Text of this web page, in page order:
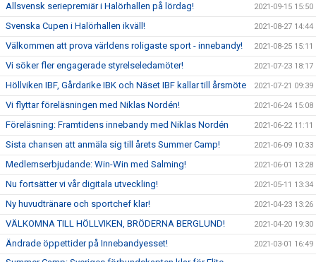
Allsvensk seriepremiär i Halörhallen på lördag! 2021-09-15 15:50
Svenska Cupen i Halörhallen ikväll! 2021-08-27 14:44
Välkommen att prova världens roligaste sport - innebandy! 2021-08-25 15:11
Vi söker fler engagerade styrelseledamöter! 2021-07-23 18:17
Höllviken IBF, Gårdarike IBK och Näset IBF kallar till årsmöte 2021-07-21 09:39
Vi flyttar föreläsningen med Niklas Nordén! 2021-06-24 15:08
Föreläsning: Framtidens innebandy med Niklas Nordén 2021-06-22 11:11
Sista chansen att anmäla sig till årets Summer Camp! 2021-06-09 10:33
Medlemserbjudande: Win-Win med Salming! 2021-06-01 13:28
Nu fortsätter vi vår digitala utveckling! 2021-05-11 13:34
Ny huvudtränare och sportchef klar! 2021-04-23 13:26
VÄLKOMNA TILL HÖLLVIKEN, BRÖDERNA BERGLUND! 2021-04-20 19:30
Ändrade öppettider på Innebandyesset! 2021-03-01 16:49